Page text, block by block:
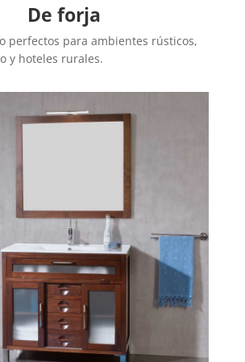
De forja
perfectos para ambientes rústicos,
y hoteles rurales.